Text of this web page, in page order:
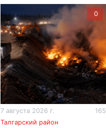
0
7 августа 2026 г.
165
Талгарский район